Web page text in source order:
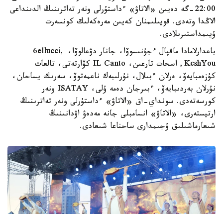
22:00-گە دەيىن «الاتاۋ» ءداستۇرلى ونەر تەاترىنىڭ الدىنداعى
الاڭدا وتەدى. قويىلىمنان كەيىن مەرەكەلىك كونسەرت
ۇيىمداستىرىلادى.
باعدارلامادا ماقپال ءجۇنىسوۆا، جانار دۋعالوۆا، 6ellucci,
KeshYou, اسحات تارعىن، IL Canto كۆارتەتى، تالعات
كۇزەمبايەۆ، ەرلان ءبىلال، نۇرلىبەك ناعمەتوۆ، سەرىك يساحان،
نۇرلان بەردىبايەۆ، ءبىرجان دەمە ۇلى، ISATAY ونەر
كورسەتەدى. سونداي-اق «الاتاۋ» ءداستۇرلى ونەر تەاترىنىڭ
ارتيستەرى، «الاتاۋ» انسامبلى جانە مەدەۋ اۋدانىنىڭ
شىعارماشىلىق ۇجىمدارى ساحناعا شىعادى.